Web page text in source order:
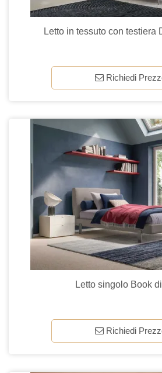
Letto in tessuto con testiera
Richiedi
Letto singolo Book
Richiedi